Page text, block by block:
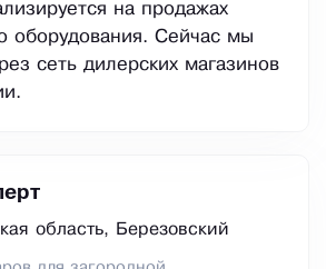
на продажах
оборудования. Сейчас мы
сеть дилерских магазинов
область, Березовский